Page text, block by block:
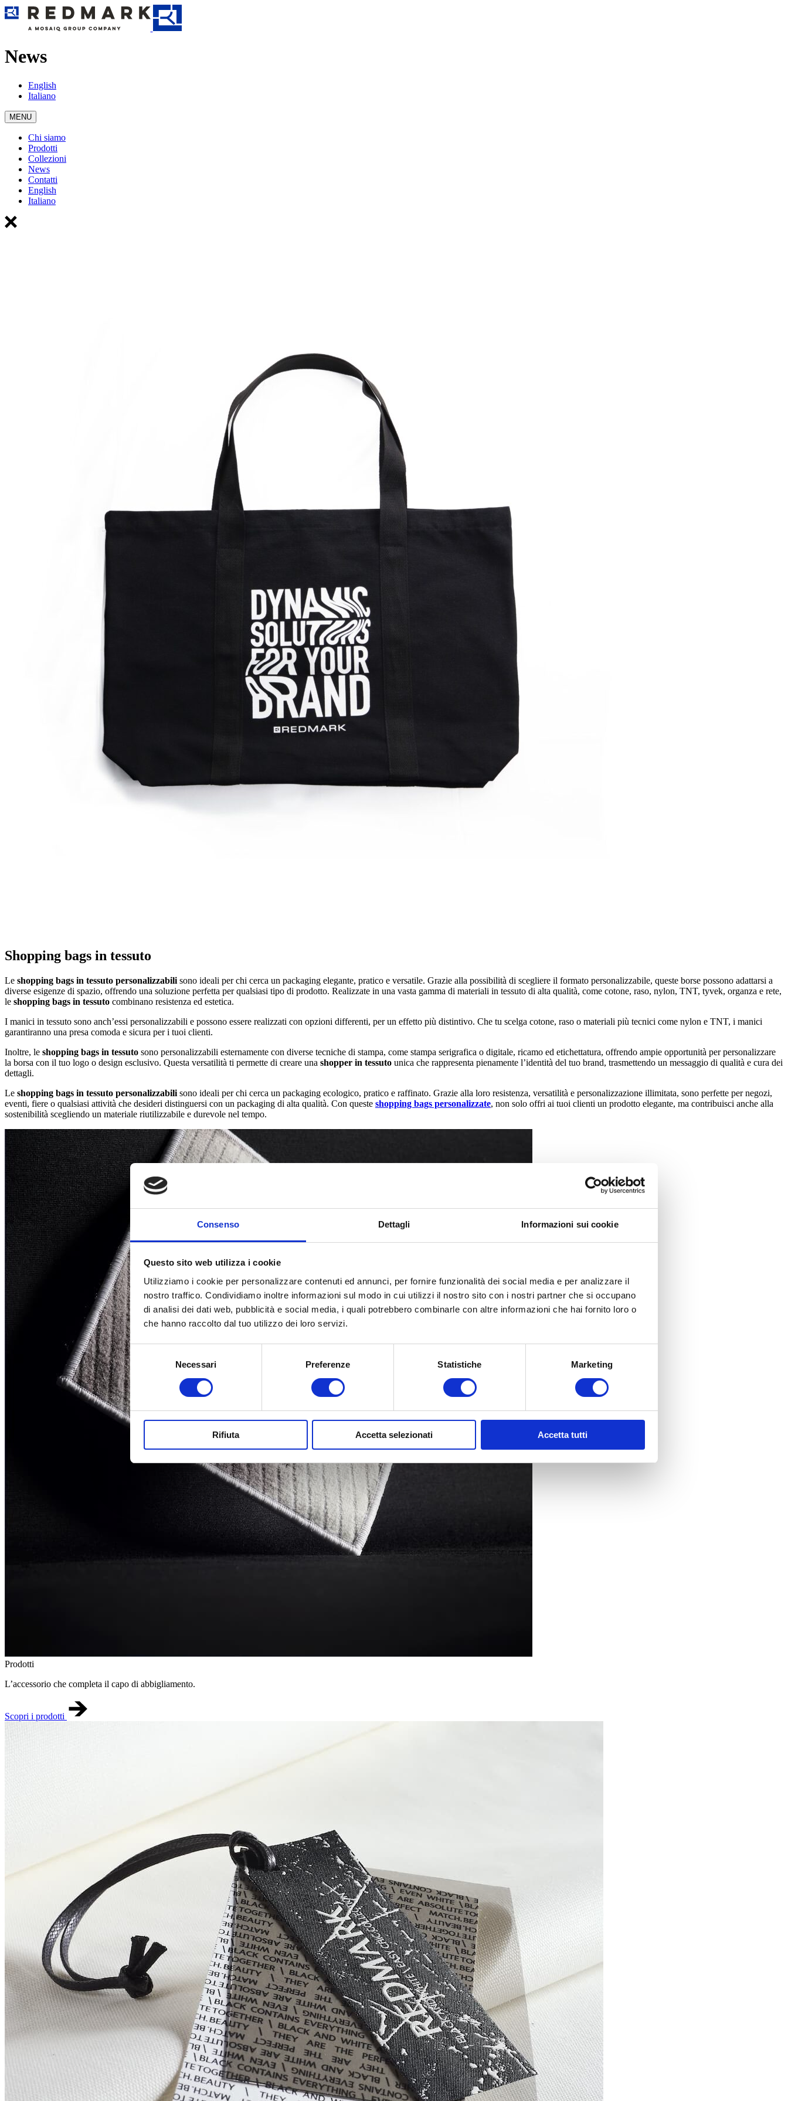
Consenso Dettagli Informazioni sui cookie
Questo sito web utilizza i cookie
Utilizziamo i cookie per personalizzare contenuti ed annunci, per fornire funzionalità dei social media e per analizzare il
nostro traffico. Condividiamo inoltre informazioni sul modo in cui utilizzi il nostro sito con i nostri partner che si occupano
di analisi dei dati web, pubblicità e social media, i quali potrebbero combinarle con altre informazioni che hai fornito loro o
che hanno raccolto dal tuo utilizzo dei loro servizi.
Selezione
del
consenso
Necessari Preferenze Statistiche Marketing
Rifiuta Accetta selezionati Accetta tutti
News
English
Italiano
MENU
Chi siamo
Prodotti
Collezioni
News
Contatti
English
Italiano
Shopping bags in tessuto
Le shopping bags in tessuto personalizzabili sono ideali per chi cerca un packaging elegante, pratico e versatile. Grazie alla possibilità di scegliere il formato personalizzabile, queste borse possono adattarsi a
diverse esigenze di spazio, offrendo una soluzione perfetta per qualsiasi tipo di prodotto. Realizzate in una vasta gamma di materiali in tessuto di alta qualità, come cotone, raso, nylon, TNT, tyvek, organza e rete,
le shopping bags in tessuto combinano resistenza ed estetica.
I manici in tessuto sono anch’essi personalizzabili e possono essere realizzati con opzioni differenti, per un effetto più distintivo. Che tu scelga cotone, raso o materiali più tecnici come nylon e TNT, i manici
garantiranno una presa comoda e sicura per i tuoi clienti.
Inoltre, le shopping bags in tessuto sono personalizzabili esternamente con diverse tecniche di stampa, come stampa serigrafica o digitale, ricamo ed etichettatura, offrendo ampie opportunità per personalizzare
la borsa con il tuo logo o design esclusivo. Questa versatilità ti permette di creare una shopper in tessuto unica che rappresenta pienamente l’identità del tuo brand, trasmettendo un messaggio di qualità e cura dei
dettagli.
Le shopping bags in tessuto personalizzabili sono ideali per chi cerca un packaging ecologico, pratico e raffinato. Grazie alla loro resistenza, versatilità e personalizzazione illimitata, sono perfette per negozi,
eventi, fiere o qualsiasi attività che desideri distinguersi con un packaging di alta qualità. Con queste shopping bags personalizzate, non solo offri ai tuoi clienti un prodotto elegante, ma contribuisci anche alla
sostenibilità scegliendo un materiale riutilizzabile e durevole nel tempo.
Prodotti
L’accessorio che completa il capo di abbigliamento.
Scopri i prodotti